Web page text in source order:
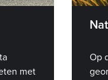
met
Op